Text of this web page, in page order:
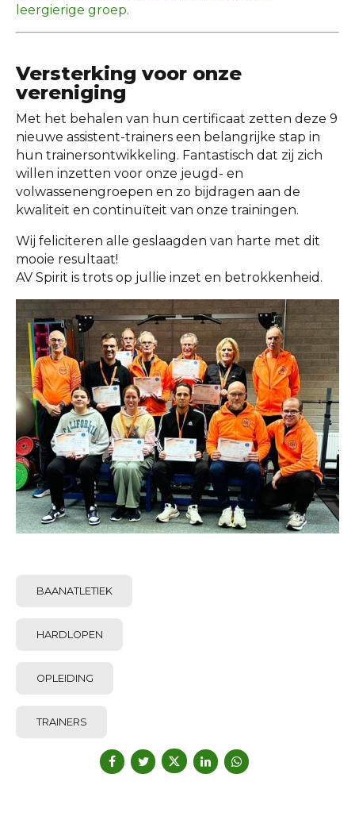
leergierige groep.
Versterking voor onze
vereniging
Met het behalen van hun certificaat zetten deze 9
nieuwe assistent-trainers een belangrijke stap in
hun trainersontwikkeling. Fantastisch dat zij zich
willen inzetten voor onze jeugd- en
volwassenengroepen en zo bijdragen aan de
kwaliteit en continuïteit van onze trainingen.
Wij feliciteren alle geslaagden van harte met dit
mooie resultaat!
AV Spirit is trots op jullie inzet en betrokkenheid.
BAANATLETIEK
HARDLOPEN
OPLEIDING
TRAINERS